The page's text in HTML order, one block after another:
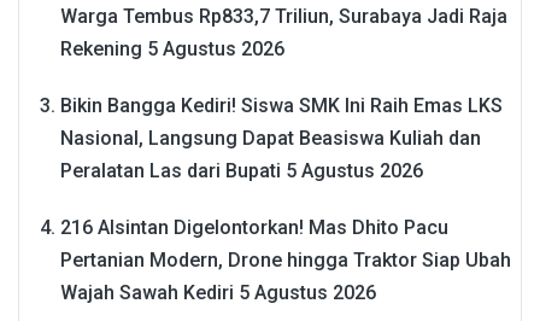
Warga Tembus Rp833,7 Triliun, Surabaya Jadi Raja
Rekening 5 Agustus 2026
Bikin Bangga Kediri! Siswa SMK Ini Raih Emas LKS
Nasional, Langsung Dapat Beasiswa Kuliah dan
Peralatan Las dari Bupati 5 Agustus 2026
216 Alsintan Digelontorkan! Mas Dhito Pacu
Pertanian Modern, Drone hingga Traktor Siap Ubah
Wajah Sawah Kediri 5 Agustus 2026